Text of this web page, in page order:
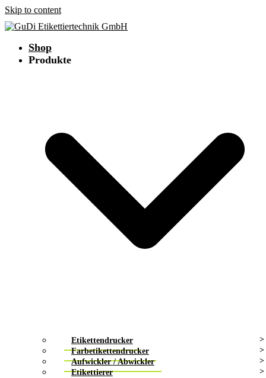
Skip to content
Shop
Produkte
Etikettendrucker
Farbetikettendrucker
Aufwickler / Abwickler
Etikettierer